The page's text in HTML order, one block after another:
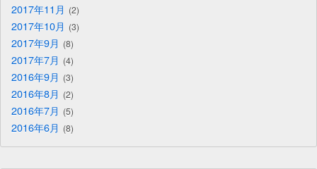
2017年11月 2
2017年10月 3
2017年9月 8
2017年7月 4
2016年9月 3
2016年8月 2
2016年7月 5
2016年6月 8